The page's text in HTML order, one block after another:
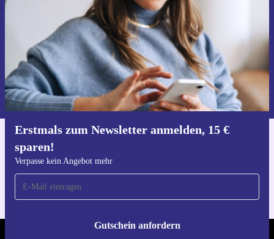
Erstmals zum Newsletter anmelden, 15 €
sparen!
Verpasse kein Angebot mehr
Gutschein anfordern
Gutschein anfordern
Informationen über die Verwendung personenbezogener Daten findest
du in unsererDatenschutzerklärung.
Für iOS und Android